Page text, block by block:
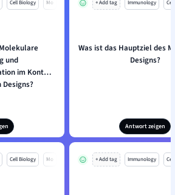
Cell Biology Mo
und
im Kontext
+ Add tag Immunology
Was ist das Hauptziel des
Designs?
Antwort zeigen
Cell Biology Mo + Add tag Immunology